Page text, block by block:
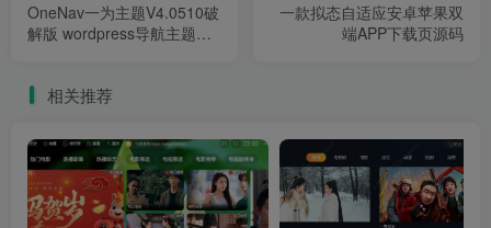
OneNav一为主题V4.0510破
解版 wordpress导航主题开
一款拟态自适应安卓苹果双
端APP下载页源码
相关推荐